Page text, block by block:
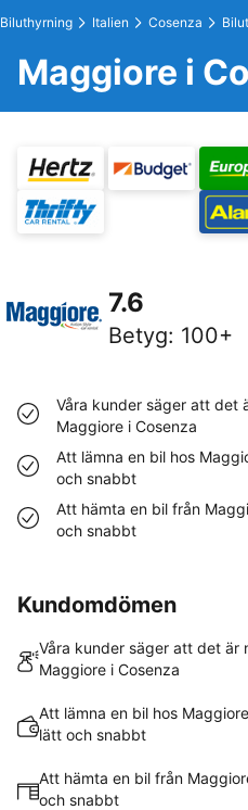
Biluthyrning Italien Cosenza
Maggiore i
7.6
Betyg: 100+
Våra kunder säger att det
Maggiore i Cosenza
Att lämna en bil hos
och snabbt
Att hämta en bil från
och snabbt
Kundomdömen
Våra kunder säger att det är
Maggiore i Cosenza
Att lämna en bil hos
lätt och snabbt
Att hämta en bil från
och snabbt